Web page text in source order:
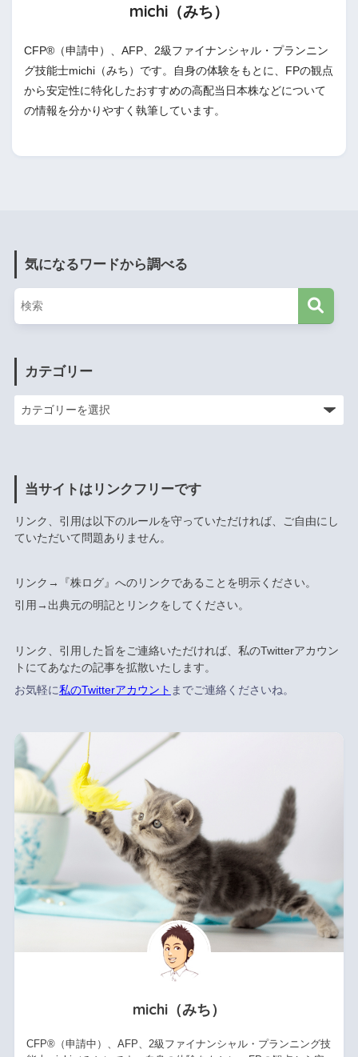
michi（みち）
CFP®（申請中）、AFP、2級ファイナンシャル・プランニン
グ技能士michi（みち）です。自身の体験をもとに、FPの観点
から安定性に特化したおすすめの高配当日本株などについて
の情報を分かりやすく執筆しています。
気になるワードから調べる
カテゴリー
当サイトはリンクフリーです
リンク、引用は以下のルールを守っていただければ、ご自由にし
ていただいて問題ありません。
リンク→『株ログ』へのリンクであることを明示ください。
引用→出典元の明記とリンクをしてください。
リンク、引用した旨をご連絡いただければ、私のTwitterアカウン
トにてあなたの記事を拡散いたします。
お気軽に私のTwitterアカウント までご連絡くださいね。
michi（みち）
CFP®（申請中）、AFP、2級ファイナンシャル・プランニング技